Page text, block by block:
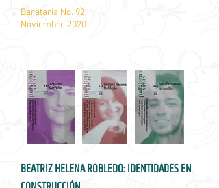
Barataria No. 92
Noviembre 2020
BEATRIZ HELENA ROBLEDO: IDENTIDADES EN